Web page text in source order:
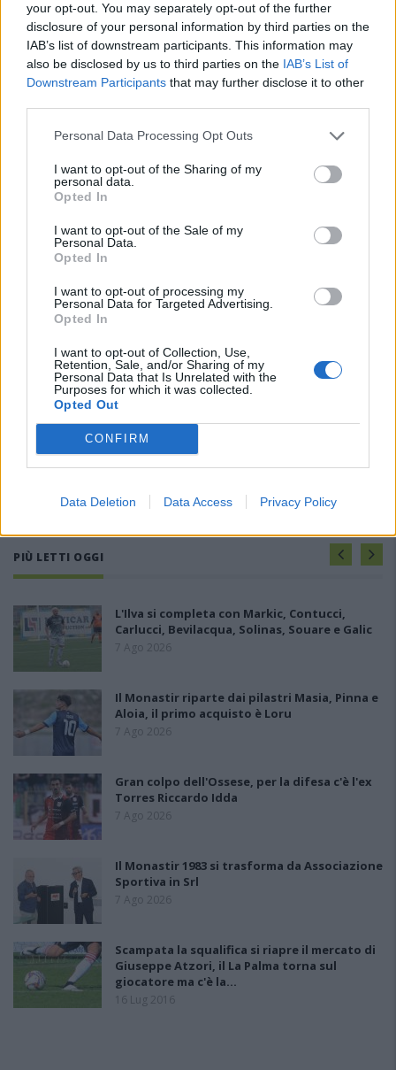
your opt-out. You may separately opt-out of the further
disclosure of your personal information by third parties on the
IAB’s list of downstream participants. This information may
also be disclosed by us to third parties on the IAB’s List of
Downstream Participants that may further disclose it to other
Personal Data Processing Opt Outs
I want to opt-out of the Sharing of my
personal data.
Opted In
I want to opt-out of the Sale of my
Personal Data.
Opted In
I want to opt-out of processing my
Personal Data for Targeted Advertising.
Opted In
I want to opt-out of Collection, Use,
Retention, Sale, and/or Sharing of my
Personal Data that Is Unrelated with the
Purposes for which it was collected.
Opted Out
CONFIRM
Data Deletion Data Access Privacy Policy
PIÙ LETTI OGGI
L'Ilva si completa con Markic, Contucci,
Carlucci, Bevilacqua, Solinas, Souare e Galic
7 Ago 2026
Il Monastir riparte dai pilastri Masia, Pinna e
Aloia, il primo acquisto è Loru
7 Ago 2026
Gran colpo dell'Ossese, per la difesa c'è l'ex
Torres Riccardo Idda
7 Ago 2026
Il Monastir 1983 si trasforma da Associazione
Sportiva in Srl
7 Ago 2026
Scampata la squalifica si riapre il mercato di
Giuseppe Atzori, il La Palma torna sul
giocatore ma c'è la…
16 Lug 2016